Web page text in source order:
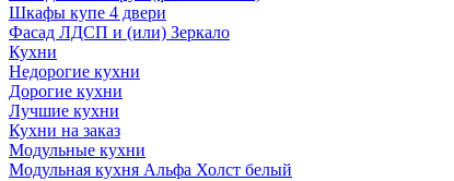
Шкафы купе 4 двери
Фасад ЛДСП и (или) Зеркало
Кухни
Недорогие кухни
Дорогие кухни
Лучшие кухни
Кухни на заказ
Модульные кухни
Модульная кухня Альфа Холст белый